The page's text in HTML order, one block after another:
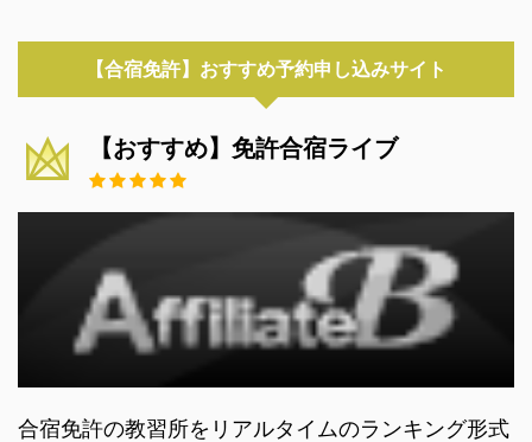
【合宿免許】おすすめ予約申し込みサイト
【おすすめ】免許合宿ライブ
合宿免許の教習所をリアルタイムのランキング形式